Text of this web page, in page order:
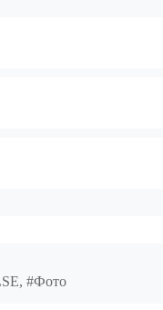
#Фото